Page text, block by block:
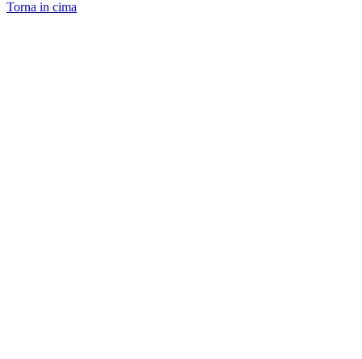
Torna in cima